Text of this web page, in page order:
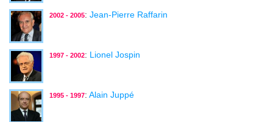
2002 - 2005: Jean-Pierre Raffarin
1997 - 2002: Lionel Jospin
1995 - 1997: Alain Juppé